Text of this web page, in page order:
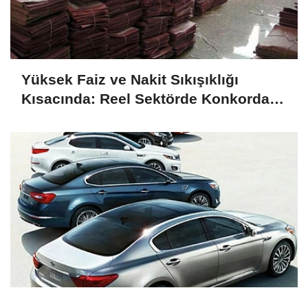
Yüksek Faiz ve Nakit Sıkışıklığı
Kısacında: Reel Sektörde Konkordato